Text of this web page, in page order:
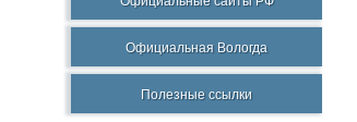
Официальная Вологда
Полезные ссылки